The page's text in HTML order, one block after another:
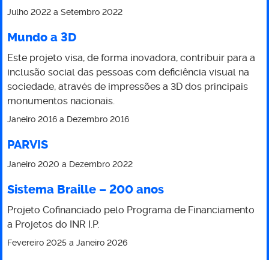
Julho 2022 a Setembro 2022
Mundo a 3D
Este projeto visa, de forma inovadora, contribuir para a
inclusão social das pessoas com deficiência visual na
sociedade, através de impressões a 3D dos principais
monumentos nacionais.
Janeiro 2016 a Dezembro 2016
PARVIS
Janeiro 2020 a Dezembro 2022
Sistema Braille – 200 anos
Projeto Cofinanciado pelo Programa de Financiamento
a Projetos do INR I.P.
Fevereiro 2025 a Janeiro 2026